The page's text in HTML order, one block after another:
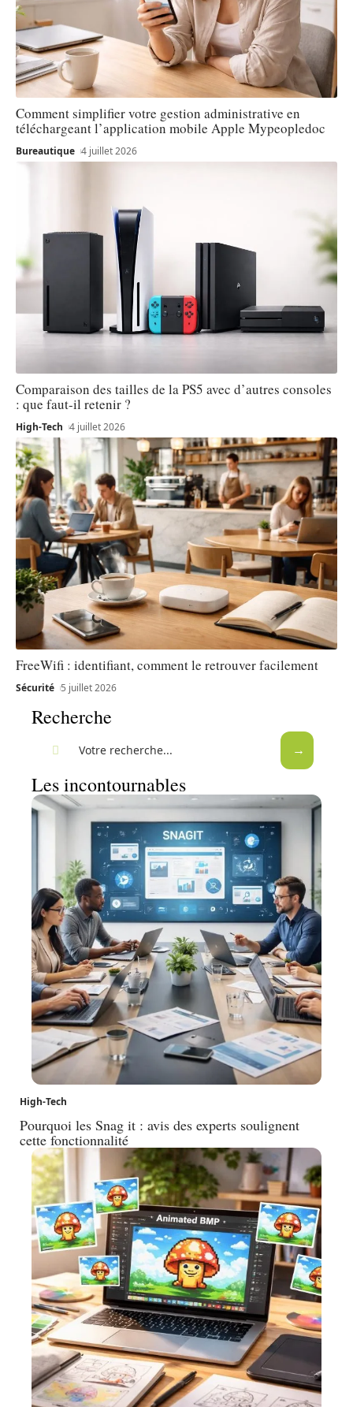
Comment simplifier votre gestion administrative en
téléchargeant l’application mobile Apple Mypeopledoc
Bureautique 4 juillet 2026
Comparaison des tailles de la PS5 avec d’autres consoles
: que faut-il retenir ?
High-Tech 4 juillet 2026
FreeWifi : identifiant, comment le retrouver facilement
Sécurité 5 juillet 2026
Recherche
Les incontournables
High-Tech
Pourquoi les Snag it : avis des experts soulignent
cette fonctionnalité